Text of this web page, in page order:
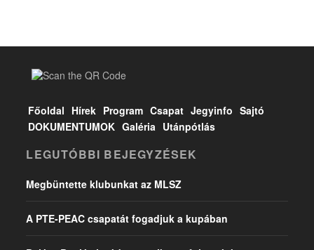
Főoldal Hírek Program Csapat Jegyinfo Sajtó
DOKUMENTUMOK Galéria Utánpótlás
LEGUTÓBBI BEJEGYZÉSEK
Megbüntette klubunkat az MLSZ
A PTE-PEAC csapatát fogadjuk a kupában